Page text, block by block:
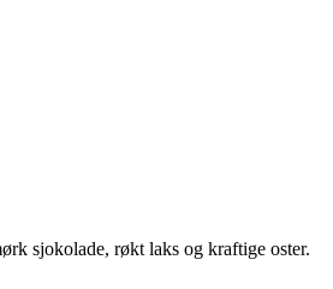
sjokolade, røkt laks og kraftige oster.